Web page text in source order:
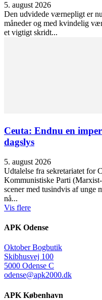
5. august 2026
Den udvidede værnepligt er
måneder og med kvindelig
et vigtigt skridt...
Ceuta: Endnu en
dagslys
5. august 2026
Udtalelse fra sekretariatet for
Kommunistiske Parti
scener med tusindvis af unge
nå...
Vis flere
APK Odense
Oktober Bogbutik
Skibhusvej 100
5000 Odense C
odense@apk2000.dk
APK København